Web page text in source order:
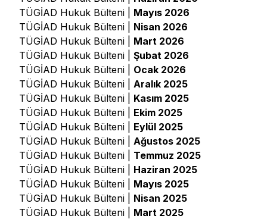
TÜGİAD Hukuk Bülteni | Mayıs 2026
TÜGİAD Hukuk Bülteni | Nisan 2026
TÜGİAD Hukuk Bülteni | Mart 2026
TÜGİAD Hukuk Bülteni | Şubat 2026
TÜGİAD Hukuk Bülteni | Ocak 2026
TÜGİAD Hukuk Bülteni | Aralık 2025
TÜGİAD Hukuk Bülteni | Kasım 2025
TÜGİAD Hukuk Bülteni | Ekim 2025
TÜGİAD Hukuk Bülteni | Eylül 2025
TÜGİAD Hukuk Bülteni | Ağustos 2025
TÜGİAD Hukuk Bülteni | Temmuz 2025
TÜGİAD Hukuk Bülteni | Haziran 2025
TÜGİAD Hukuk Bülteni | Mayıs 2025
TÜGİAD Hukuk Bülteni | Nisan 2025
TÜGİAD Hukuk Bülteni | Mart 2025